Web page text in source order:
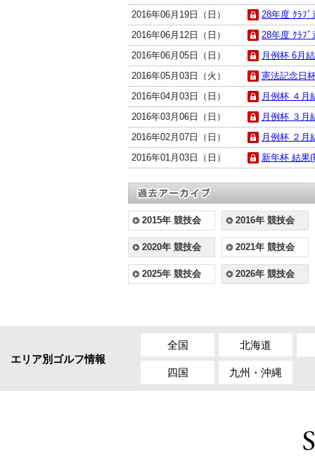
2016年06月19日（日）
28年度 ｸﾗﾌ
2016年06月12日（日）
28年度 ｸﾗﾌ
2016年06月05日（日）
月例杯 6月
2016年05月03日（火）
憲法記念日
2016年04月03日（日）
月例杯 ４月
2016年03月06日（日）
月例杯 ３月
2016年02月07日（日）
月例杯 ２月
2016年01月03日（日）
新年杯 結果
2015年 競技会 2016年 競技会
2020年 競技会 2021年 競技会
2025年 競技会 2026年 競技会
エリア別ゴルフ情報
全国 北海道
四国 九州・沖縄